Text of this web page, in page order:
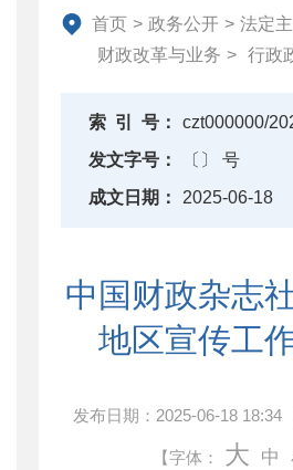
资产监督管理
金融工作
财政内控监督
下载中心
重点领域信息公开
首页 > 政务公开 > 法定
财政改革与业务 > 行政
索 引 号：
czt000000/
发文字号：
〔〕 号
成文日期：
2025-06-18
中国财政杂志
地区宣传工
发布日期： 2025-06-18 18:34
【字体： 大 中